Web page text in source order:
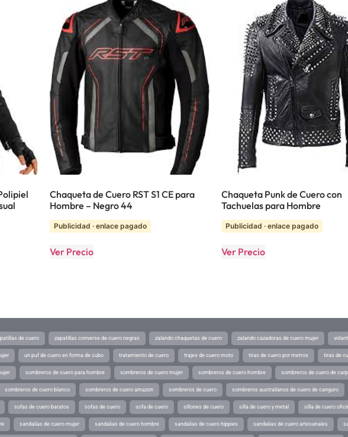
Chaqueta de Cuero RST S1 CE para
Hombre – Negro 44
Publicidad · enlace pagado
Ver Precio
Chaqueta Punk de Cuero con
Tachuelas para Hombre
Publicidad · enlace pagado
Ver Precio
de cuero zapatillas converse de cuero negras zalando chaquetas de cuero zalando cazadoras de cuero mujer
un puf de cuero en forma de cubo tratamiento de cuero trajes de cuero moto tiras de cuero por metros tiras de
sombreros de cuero para hombre sombreros de cuero mujer sombreros de cuero hombre sombreros de cuero de
sombreros de cuero blanco sombreros de cuero amazon sombreros de cuero sombreros australianos de cuero de canguro
sofas de cuero baratos sofas de cuero sofa de cuero sillones de cuero silla de cuero y metal silla de cuero
sandalias de cuero mujer sandalias de cuero hombre sandalias de cuero hippies sandalias de cuero artesanales